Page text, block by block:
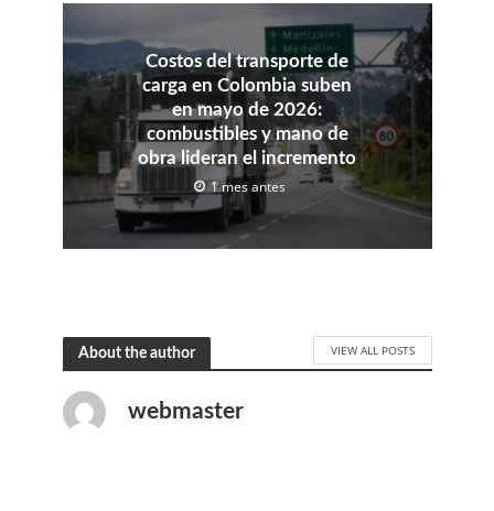
Costos del transporte de
carga en Colombia suben
en mayo de 2026:
combustibles y mano de
obra lideran el incremento
1 mes antes
About the author VIEW ALL POSTS
webmaster